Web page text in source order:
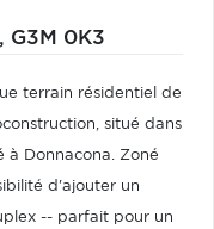
G3M 0K3
terrain résidentiel de
situé dans
Donnacona. Zoné
d'ajouter un
-- parfait pour un